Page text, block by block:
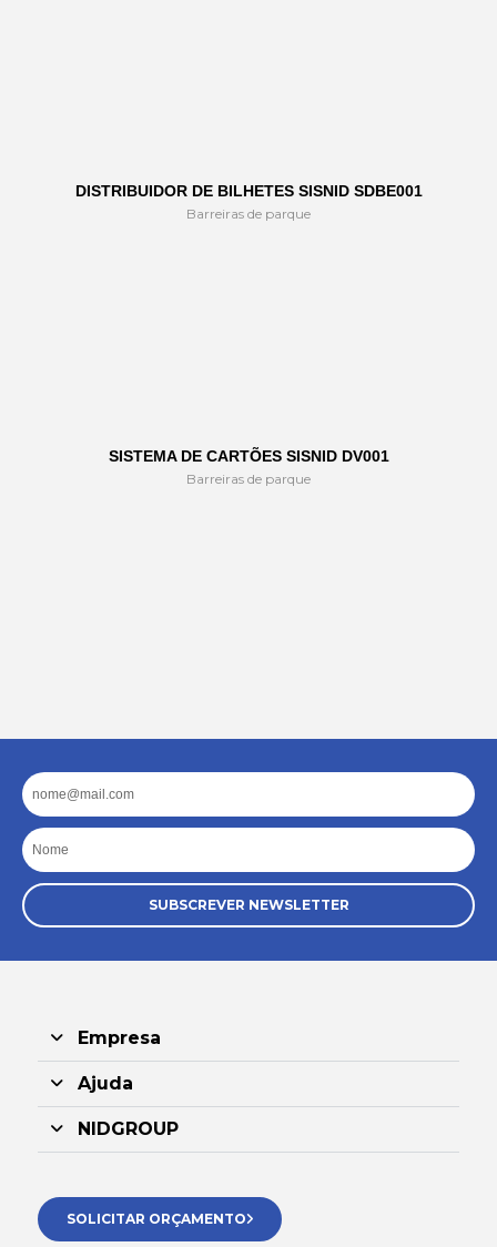
DISTRIBUIDOR DE BILHETES SISNID SDBE001
Barreiras de parque
SISTEMA DE CARTÕES SISNID DV001
Barreiras de parque
Email
Nome
SUBSCREVER NEWSLETTER
Empresa
Ajuda
NIDGROUP
SOLICITAR ORÇAMENTO